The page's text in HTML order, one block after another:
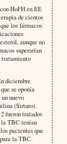
HoFH en EE
de cientos
los fármacos
aunque no
superarían
tratamiento
diciembre
se oponía
nuevo
(Sirturo).
fueron tratados
la TBC tenían
pacientes que
la TBC.